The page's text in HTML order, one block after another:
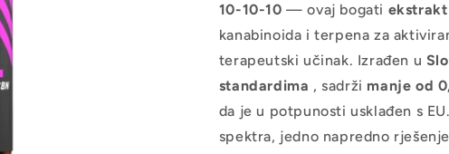
10-10-10 — ovaj bogati
kanabinoida i terpena za
terapeutski učinak. Izrađen u
standardima , sadrži manje od
da je u potpunosti usklađen s
spektra, jedno napredno